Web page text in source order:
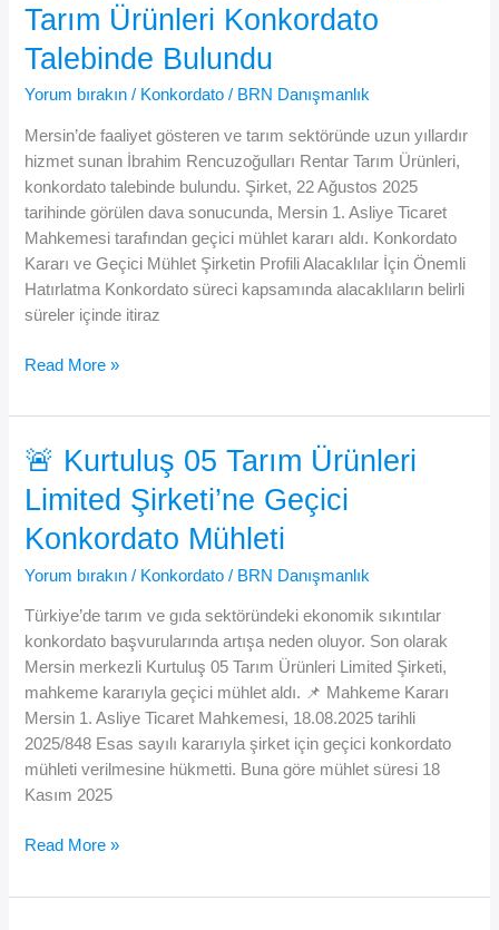
Konkordato
Verildi
Tarım Ürünleri Konkordato
Talebinde Bulundu
Yorum bırakın / Konkordato / BRN Danışmanlık
Mersin’de faaliyet gösteren ve tarım sektöründe uzun yıllardır
hizmet sunan İbrahim Rencuzoğulları Rentar Tarım Ürünleri,
konkordato talebinde bulundu. Şirket, 22 Ağustos 2025
tarihinde görülen dava sonucunda, Mersin 1. Asliye Ticaret
Mahkemesi tarafından geçici mühlet kararı aldı. Konkordato
Kararı ve Geçici Mühlet Şirketin Profili Alacaklılar İçin Önemli
Hatırlatma Konkordato süreci kapsamında alacaklıların belirli
süreler içinde itiraz
İbrahim
Rentar
Ürünleri
Konkordato
Bulundu
Read More »
🚨 Kurtuluş 05 Tarım Ürünleri
Limited Şirketi’ne Geçici
Konkordato Mühleti
Yorum bırakın / Konkordato / BRN Danışmanlık
Türkiye’de tarım ve gıda sektöründeki ekonomik sıkıntılar
konkordato başvurularında artışa neden oluyor. Son olarak
Mersin merkezli Kurtuluş 05 Tarım Ürünleri Limited Şirketi,
mahkeme kararıyla geçici mühlet aldı. 📌 Mahkeme Kararı
Mersin 1. Asliye Ticaret Mahkemesi, 18.08.2025 tarihli
2025/848 Esas sayılı kararıyla şirket için geçici konkordato
mühleti verilmesine hükmetti. Buna göre mühlet süresi 18
Kasım 2025
🚨
05
Read More »